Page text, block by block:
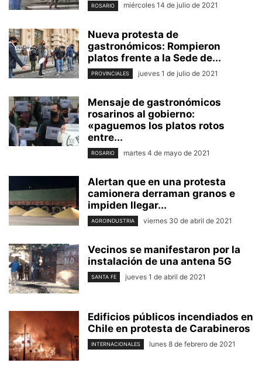
ROSARIO miércoles 14 de julio de 2021
Nueva protesta de
gastronómicos: Rompieron
platos frente a la Sede de...
PROVINCIALES jueves 1 de julio de 2021
Mensaje de gastronómicos
rosarinos al gobierno:
«paguemos los platos rotos
entre...
ROSARIO martes 4 de mayo de 2021
Alertan que en una protesta
camionera derraman granos e
impiden llegar...
AGROINDUSTRIA viernes 30 de abril de 2021
Vecinos se manifestaron por la
instalación de una antena 5G
SANTA FE jueves 1 de abril de 2021
Edificios públicos incendiados en
Chile en protesta de Carabineros
INTERNACIONALES lunes 8 de febrero de 2021